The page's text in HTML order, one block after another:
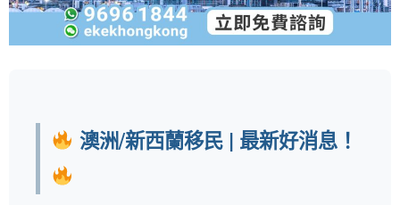
澳洲/新西蘭移民 | 最新好消息！